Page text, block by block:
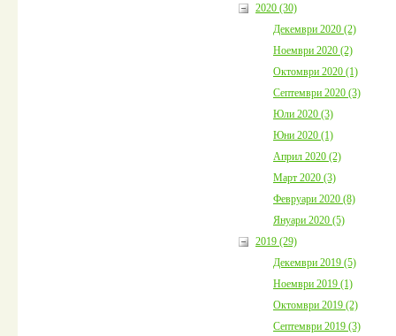
2020 (30)
Декември 2020 (2)
Ноември 2020 (2)
Октомври 2020 (1)
Септември 2020 (3)
Юли 2020 (3)
Юни 2020 (1)
Април 2020 (2)
Март 2020 (3)
Февруари 2020 (8)
Януари 2020 (5)
2019 (29)
Декември 2019 (5)
Ноември 2019 (1)
Октомври 2019 (2)
Септември 2019 (3)